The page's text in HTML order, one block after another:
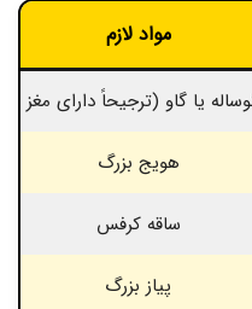
مواد لازم
یا گاو (ترجیحاً دارای مغز
هویج بزرگ
ساقه کرفس
پیاز بزرگ